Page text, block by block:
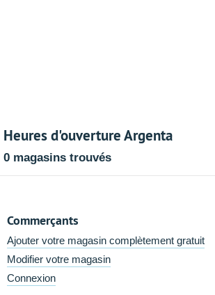
Heures d'ouverture Argenta
0 magasins trouvés
Commerçants
Ajouter votre magasin complètement gratuit
Modifier votre magasin
Connexion